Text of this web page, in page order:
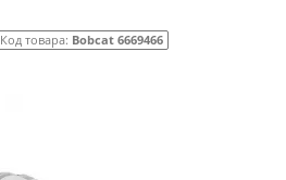
Код товара: Bobcat 6669466